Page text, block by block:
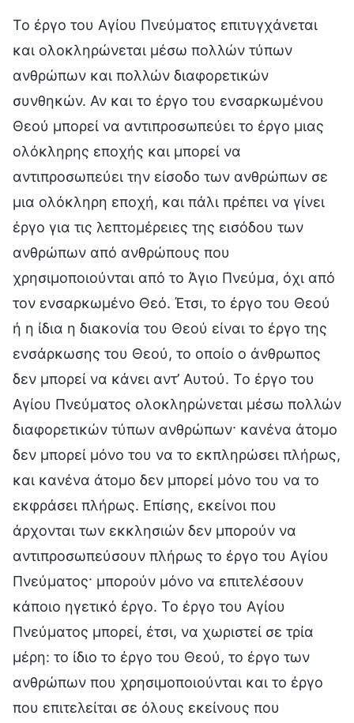
Το έργο του Αγίου Πνεύματος επιτυγχάνεται
και ολοκληρώνεται μέσω πολλών τύπων
ανθρώπων και πολλών διαφορετικών
συνθηκών. Αν και το έργο του ενσαρκωμένου
Θεού μπορεί να αντιπροσωπεύει το έργο μιας
ολόκληρης εποχής και μπορεί να
αντιπροσωπεύει την είσοδο των ανθρώπων σε
μια ολόκληρη εποχή, και πάλι πρέπει να γίνει
έργο για τις λεπτομέρειες της εισόδου των
ανθρώπων από ανθρώπους που
χρησιμοποιούνται από το Άγιο Πνεύμα, όχι από
τον ενσαρκωμένο Θεό. Έτσι, το έργο του Θεού
ή η ίδια η διακονία του Θεού είναι το έργο της
ενσάρκωσης του Θεού, το οποίο ο άνθρωπος
δεν μπορεί να κάνει αντ’ Αυτού. Το έργο του
Αγίου Πνεύματος ολοκληρώνεται μέσω πολλών
διαφορετικών τύπων ανθρώπων· κανένα άτομο
δεν μπορεί μόνο του να το εκπληρώσει πλήρως,
και κανένα άτομο δεν μπορεί μόνο του να το
εκφράσει πλήρως. Επίσης, εκείνοι που
άρχονται των εκκλησιών δεν μπορούν να
αντιπροσωπεύσουν πλήρως το έργο του Αγίου
Πνεύματος· μπορούν μόνο να επιτελέσουν
κάποιο ηγετικό έργο. Το έργο του Αγίου
Πνεύματος μπορεί, έτσι, να χωριστεί σε τρία
μέρη: το ίδιο το έργο του Θεού, το έργο των
ανθρώπων που χρησιμοποιούνται και το έργο
που επιτελείται σε όλους εκείνους που